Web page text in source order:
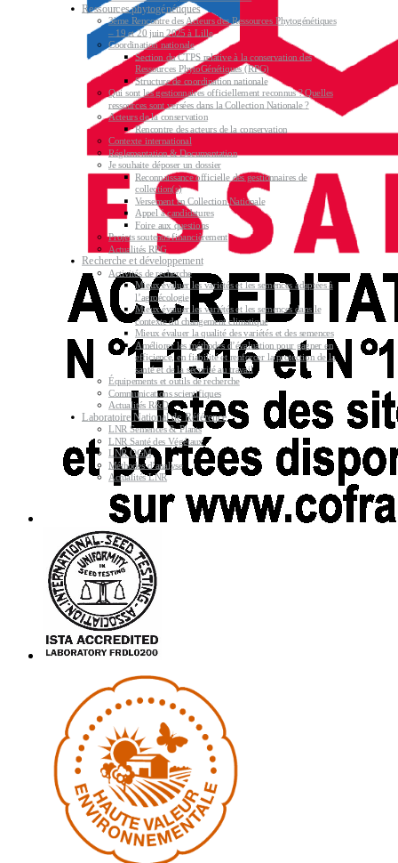
Ressources phytogénétiques
3ème Rencontre des Acteurs des Ressources Phytogénétiques
– 19 et 20 juin 2025 à Lille
Coordination nationale
Section du CTPS relative à la conservation des
Ressources PhytoGénétiques (RPG)
Structure de coordination nationale
Qui sont les gestionnaires officiellement reconnus ? Quelles
ressources sont versées dans la Collection Nationale ?
Acteurs de la conservation
Rencontre des acteurs de la conservation
Contexte international
Réglementation & Documentation
Je souhaite déposer un dossier
Reconnaissance officielle des gestionnaires de
collection(s)
Versement en Collection Nationale
Appel à candidatures
Foire aux questions
Projets soutenus financièrement
Actualités RPG
Recherche et développement
Activités de recherche
Mieux évaluer les variétés et les semences adaptées à
l’agroécologie
Mieux évaluer les variétés et les semences dans le
contexte du changement climatique
Mieux évaluer la qualité des variétés et des semences
Améliorer les méthodes d’évaluation pour gagner en
efficience, en fiabilité et renforcer la protection de la
santé et de la sécurité au travail
Équipements et outils de recherche
Communications scientifiques
Actualités R&D
Laboratoire National de Référence
LNR Semences & Plants
LNR Santé des Végétaux
LNR OGM
Méthodes d’analyse
Actualités LNR